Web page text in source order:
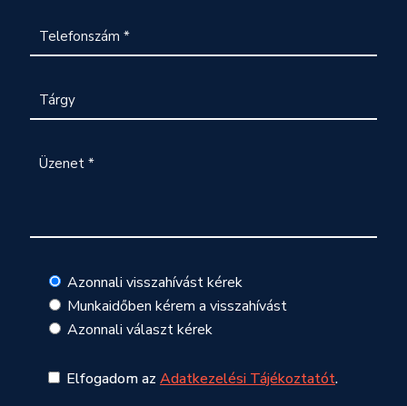
Azonnali visszahívást kérek
Munkaidőben kérem a visszahívást
Azonnali választ kérek
Elfogadom az Adatkezelési Tájékoztatót.